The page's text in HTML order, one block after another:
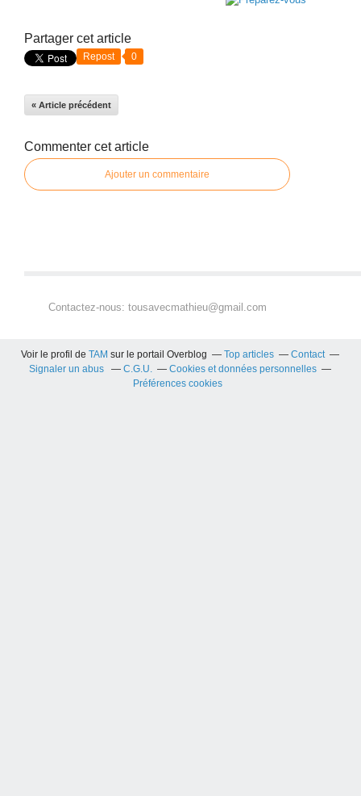
Partager cet article
Repost 0
« Article précédent
Commenter cet article
Ajouter un commentaire
Contactez-nous: tousavecmathieu@gmail.com
Voir le profil deTAM sur le portail Overblog Top articles
Contact
Signaler un abus
C.G.U.
Cookies et données personnelles
Préférences cookies